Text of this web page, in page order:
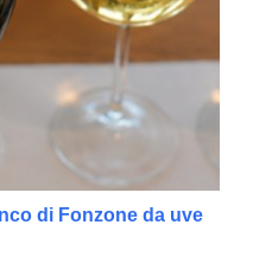
di Fonzone da uve